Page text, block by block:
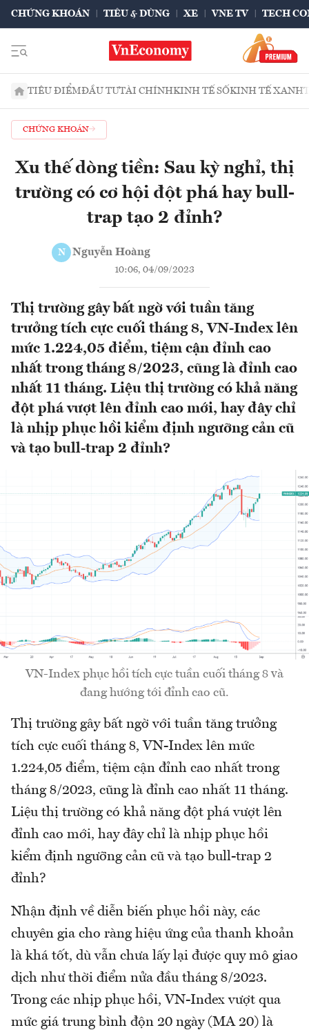
CHỨNG KHOÁN TIÊU & DÙNG XE VNE TV TECH
TIÊU ĐIỂMĐẦU TƯTÀI CHÍNHKINH TẾ SỐKINH TẾ XANH
CHỨNG KHOÁN
Xu thế dòng tiền: Sau kỳ nghỉ, thị
trường có cơ hội đột phá hay bull-
trap tạo 2 đỉnh?
N Nguyễn Hoàng
10:06, 04/09/2023
Thị trường gây bất ngờ với tuần tăng
trưởng tích cực cuối tháng 8, VN-Index lên
mức 1.224,05 điểm, tiệm cận đỉnh cao
nhất trong tháng 8/2023, cũng là đỉnh cao
nhất 11 tháng. Liệu thị trường có khả năng
đột phá vượt lên đỉnh cao mới, hay đây chỉ
là nhịp phục hồi kiểm định ngưỡng cản cũ
và tạo bull-trap 2 đỉnh?
VN-Index phục hồi tích cực tuần cuối tháng 8 và
đang hướng tới đỉnh cao cũ.
Thị trường gây bất ngờ với tuần tăng trưởng
tích cực cuối tháng 8, VN-Index lên mức
1.224,05 điểm, tiệm cận đỉnh cao nhất trong
tháng 8/2023, cũng là đỉnh cao nhất 11 tháng.
Liệu thị trường có khả năng đột phá vượt lên
đỉnh cao mới, hay đây chỉ là nhịp phục hồi
kiểm định ngưỡng cản cũ và tạo bull-trap 2
đỉnh?
Nhận định về diễn biến phục hồi này, các
chuyên gia cho ràng hiệu ứng của thanh khoản
là khá tốt, dù vẫn chưa lấy lại được quy mô giao
dịch như thời điểm nửa đầu tháng 8/2023.
Trong các nhịp phục hồi, VN-Index vượt qua
mức giá trung bình độn 20 ngày (MA 20) là